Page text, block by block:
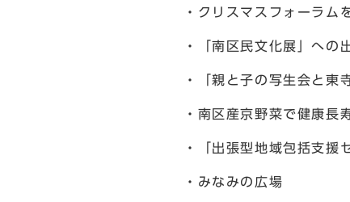
・クリスマスフォーラム
・「南区民文化展」への
・「親と子の写生会と東
・南区産京野菜で健康
・「出張型地域包括支援
・みなみの広場